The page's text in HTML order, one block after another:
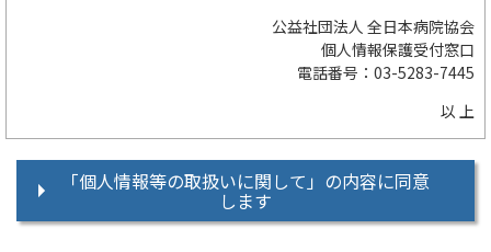
公益社団法人 全日本病院協会
個人情報保護受付窓口
電話番号：03-5283-7445
以 上
「個人情報等の取扱いに関して」の内容に同意
します